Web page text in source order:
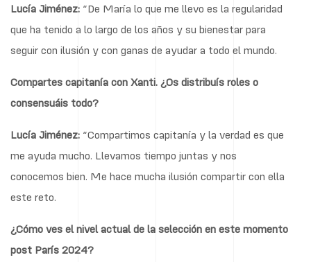
Lucía Jiménez: “De María lo que me llevo es la regularidad
que ha tenido a lo largo de los años y su bienestar para
seguir con ilusión y con ganas de ayudar a todo el mundo.
Compartes capitanía con Xanti. ¿Os distribuís roles o
consensuáis todo?
Lucía Jiménez: “Compartimos capitanía y la verdad es que
me ayuda mucho. Llevamos tiempo juntas y nos
conocemos bien. Me hace mucha ilusión compartir con ella
este reto.
¿Cómo ves el nivel actual de la selección en este momento
post París 2024?